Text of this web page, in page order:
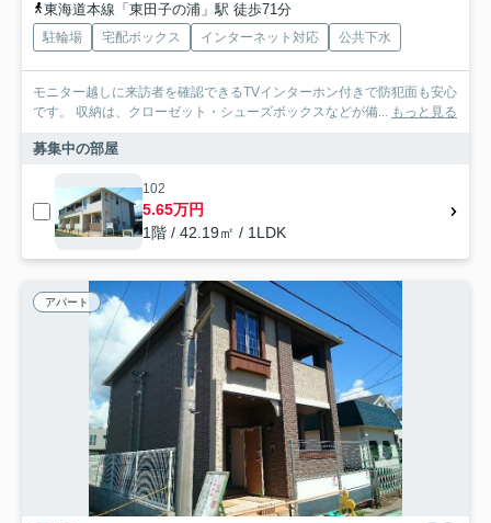
東海道本線「東田子の浦」駅 徒歩71分
駐輪場 宅配ボックス インターネット対応 公共下水
モニター越しに来訪者を確認できるTVインターホン付きで防犯面も安心
です。 収納は、クローゼット・シューズボックスなどが備... もっと見る
募集中の部屋
102
5.65万円
1階 / 42.19㎡ / 1LDK
アパート